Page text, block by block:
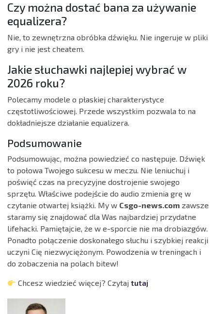
Czy można dostać bana za używanie
equalizera?
Nie, to zewnętrzna obróbka dźwięku. Nie ingeruje w pliki
gry i nie jest cheatem.
Jakie słuchawki najlepiej wybrać w
2026 roku?
Polecamy modele o płaskiej charakterystyce
częstotliwościowej. Przede wszystkim pozwala to na
dokładniejsze działanie equalizera.
Podsumowanie
Podsumowując, można powiedzieć co następuje. Dźwięk
to połowa Twojego sukcesu w meczu. Nie leniuchuj i
poświęć czas na precyzyjne dostrojenie swojego
sprzętu. Właściwe podejście do audio zmienia grę w
czytanie otwartej książki. My w Csgo-news.com zawsze
staramy się znajdować dla Was najbardziej przydatne
lifehacki. Pamiętajcie, że w e-sporcie nie ma drobiazgów.
Ponadto połączenie doskonałego słuchu i szybkiej reakcji
uczyni Cię niezwyciężonym. Powodzenia w treningach i
do zobaczenia na polach bitew!
Chcesz wiedzieć więcej? Czytajtutaj